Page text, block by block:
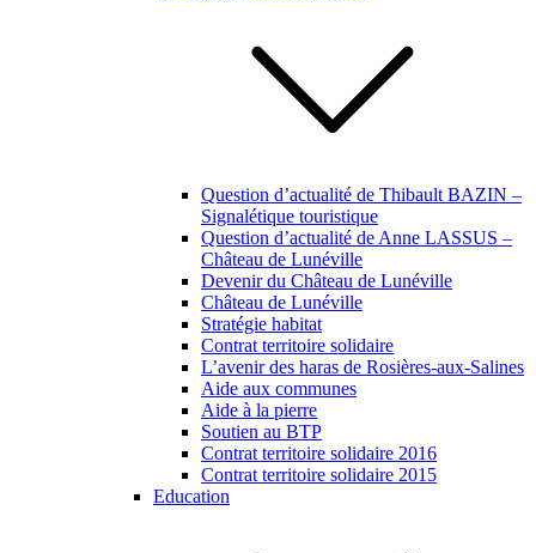
Question d’actualité de Thibault BAZIN –
Signalétique touristique
Question d’actualité de Anne LASSUS –
Château de Lunéville
Devenir du Château de Lunéville
Château de Lunéville
Stratégie habitat
Contrat territoire solidaire
L’avenir des haras de Rosières-aux-Salines
Aide aux communes
Aide à la pierre
Soutien au BTP
Contrat territoire solidaire 2016
Contrat territoire solidaire 2015
Education